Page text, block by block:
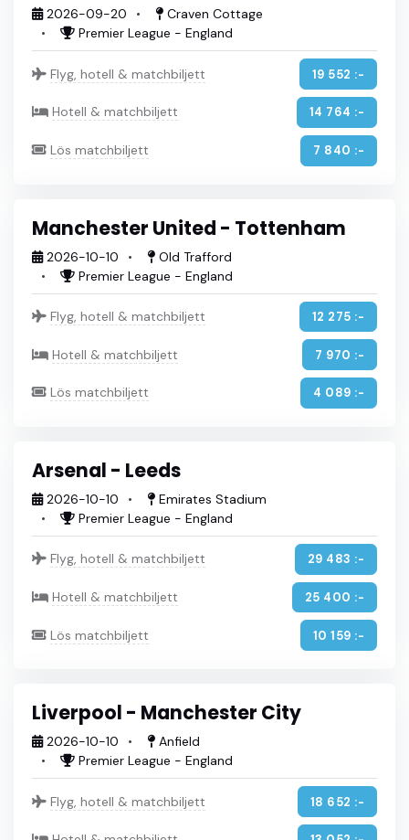
2026-09-20
Craven Cottage
Premier League - England
Flyg, hotell & matchbiljett 19 552 :-
Hotell & matchbiljett 14 764 :-
Lös matchbiljett 7 840 :-
Manchester United - Tottenham
2026-10-10
Old Trafford
Premier League - England
Flyg, hotell & matchbiljett 12 275 :-
Hotell & matchbiljett 7 970 :-
Lös matchbiljett 4 089 :-
Arsenal - Leeds
2026-10-10
Emirates Stadium
Premier League - England
Flyg, hotell & matchbiljett 29 483 :-
Hotell & matchbiljett 25 400 :-
Lös matchbiljett 10 159 :-
Liverpool - Manchester City
2026-10-10
Anfield
Premier League - England
Flyg, hotell & matchbiljett 18 652 :-